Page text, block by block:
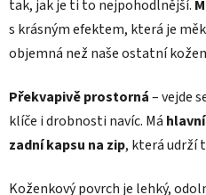
tak, jak je ti to nejpohodlnější.
s krásným efektem, která je
objemná než naše ostatní
Překvapivě prostorná– vejde
klíče i drobnosti navíc. Má
zadní kapsu na zip, která udrží
Koženkový povrch je lehký,